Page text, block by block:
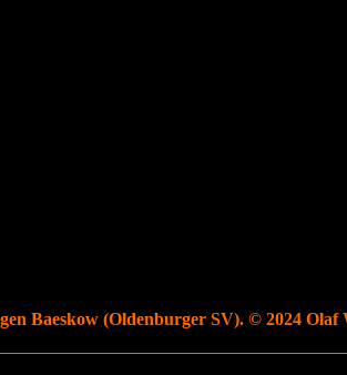
Baeskow (Oldenburger SV). © 2024 Olaf